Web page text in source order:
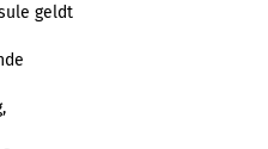
geldt